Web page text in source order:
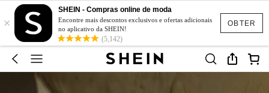
OBTER
×
SHEIN - Compras online de moda
Encontre mais descontos exclusivos e ofertas adicionais
no aplicativo da SHEIN!
(5,142)